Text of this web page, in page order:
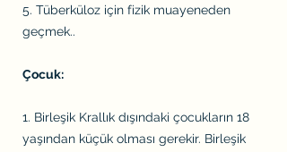
5. Tüberküloz için fizik muayeneden
geçmek..
Çocuk:
1. Birleşik Krallık dışındaki çocukların 18
yaşından küçük olması gerekir. Birleşik